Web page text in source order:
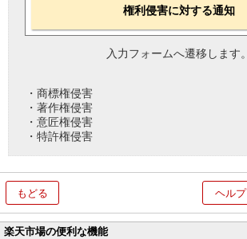
権利侵害に対する通知
入力フォームへ遷移します。
・商標権侵害
・著作権侵害
・意匠権侵害
・特許権侵害
もどる ヘル
楽天市場の便利な機能